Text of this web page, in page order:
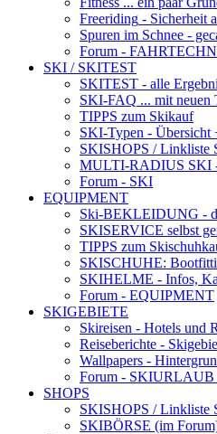
Freeriding - Sicherheit
Spuren im Schnee -
Forum -
SKI / SKITEST
SKITEST - alle
SKI-FAQ ... mit neuen
TIPPS zum Skikauf
SKI-Typen - Übersicht
SKISHOPS / Linkliste
MULTI-RADIUS SKI
Forum - SKI
EQUIPMENT
Ski-BEKLEIDUNG -
SKISERVICE selbst
TIPPS zum
SKISCHUHE:
SKIHELME - Infos,
Forum - EQUIPMENT
SKIGEBIETE
Skireisen - Hotels und
Reiseberichte -
Wallpapers -
Forum - SKIURLAUB
SHOPS
SKISHOPS / Linkliste
SKIBÖRSE (im